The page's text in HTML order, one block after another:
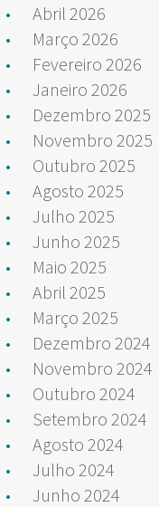
Abril 2026
Março 2026
Fevereiro 2026
Janeiro 2026
Dezembro 2025
Novembro 2025
Outubro 2025
Agosto 2025
Julho 2025
Junho 2025
Maio 2025
Abril 2025
Março 2025
Dezembro 2024
Novembro 2024
Outubro 2024
Setembro 2024
Agosto 2024
Julho 2024
Junho 2024